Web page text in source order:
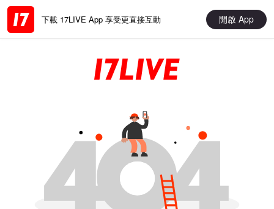
下載 17LIVE App 享受更直接互動 開啟 App